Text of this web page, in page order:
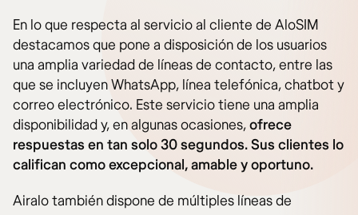
En lo que respecta al servicio al cliente de AloSIM
destacamos que pone a disposición de los usuarios
una amplia variedad de líneas de contacto, entre las
que se incluyen WhatsApp, línea telefónica, chatbot y
correo electrónico. Este servicio tiene una amplia
disponibilidad y, en algunas ocasiones,ofrece
respuestas en tan solo 30 segundos. Sus clientes lo
califican como excepcional, amable y oportuno.
Airalo también dispone de múltiples líneas de